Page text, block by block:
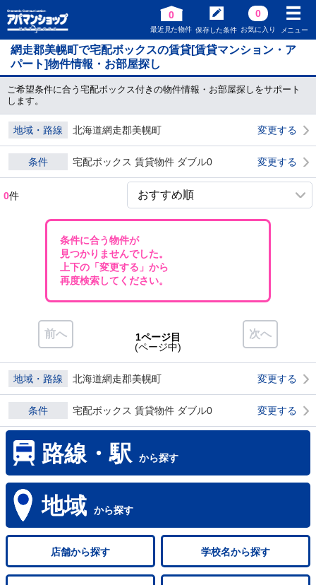
0
最近見た物件 保存した条件
0
お気に入り メニュー
網走郡美幌町で宅配ボックスの賃貸[賃貸マンション・ア
パート]物件情報・お部屋探し
ご希望条件に合う宅配ボックス付きの物件情報・お部屋探しをサポート
します。
地域・路線 北海道網走郡美幌町 変更する
条件 宅配ボックス 賃貸物件 ダブル0 変更する
0件
条件に合う物件が
見つかりませんでした。
上下の「変更する」から
再度検索してください。
前へ 次へ
1ページ目
(ページ中)
地域・路線 北海道網走郡美幌町 変更する
条件 宅配ボックス 賃貸物件 ダブル0 変更する
路線・駅 から探す
地域 から探す
店舗から探す 学校名から探す